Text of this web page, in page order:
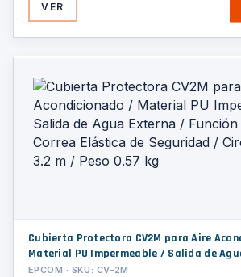
VER
Cubierta Protectora CV2M para Aire
Material PU Impermeable / Salida de
Función Antipolvo / Correa Elástica de
EPCOM · SKU: CV-2M